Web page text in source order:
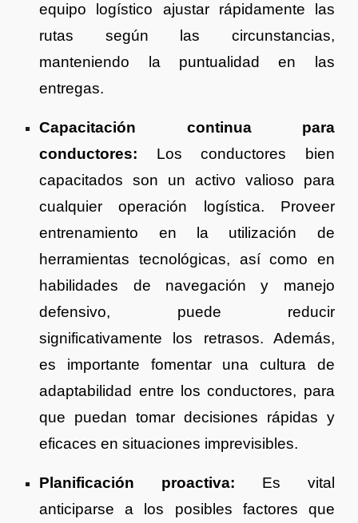
equipo logístico ajustar rápidamente las
rutas según las circunstancias,
manteniendo la puntualidad en las
entregas.
Capacitación continua para
conductores: Los conductores bien
capacitados son un activo valioso para
cualquier operación logística. Proveer
entrenamiento en la utilización de
herramientas tecnológicas, así como en
habilidades de navegación y manejo
defensivo, puede reducir
significativamente los retrasos. Además,
es importante fomentar una cultura de
adaptabilidad entre los conductores, para
que puedan tomar decisiones rápidas y
eficaces en situaciones imprevisibles.
Planificación proactiva: Es vital
anticiparse a los posibles factores que